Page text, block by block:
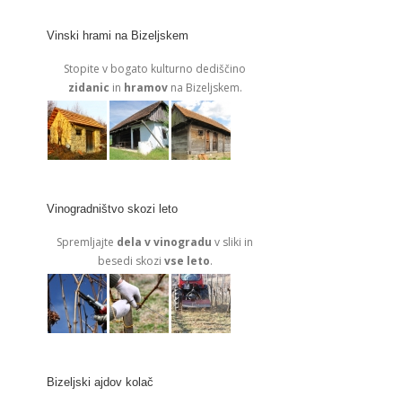
Vinski hrami na Bizeljskem
Stopite v bogato kulturno dediščino
zidanic in hramovna Bizeljskem.
Vinogradništvo skozi leto
Spremljajte dela v vinogradu v sliki in
besedi skozi vse leto.
Bizeljski ajdov kolač